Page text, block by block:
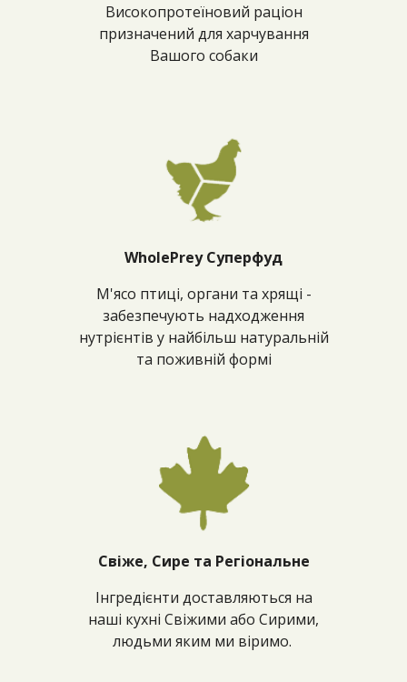
Високопротеїновий раціон
призначений для харчування
Вашого собаки
WholePrey Суперфуд
М'ясо птиці, органи та хрящі -
забезпечують надходження
нутрієнтів у найбільш натуральній
та поживній формі
Свіже, Сире та Регіональне
Інгредієнти доставляються на
наші кухні Свіжими або Сирими,
людьми яким ми віримо.